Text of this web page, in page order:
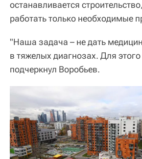
останавливается
работать только необходимые
"Наша задача – не дать
в тяжелых диагнозах. Для
подчеркнул Воробьев.